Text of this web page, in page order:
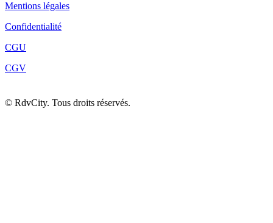
Mentions légales
Confidentialité
CGU
CGV
© RdvCity. Tous droits réservés.